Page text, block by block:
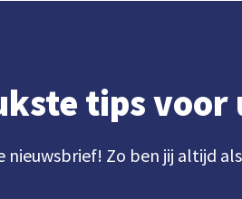
tips voor
nieuwsbrief! Zo ben jij altijd